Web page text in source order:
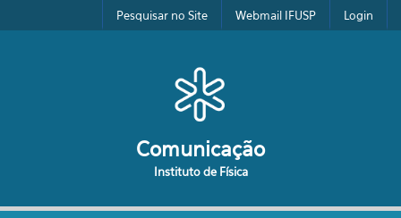
Pular para o conteúdo principalPesquisar no Site Webmail IFUSP Login
Comunicação
Instituto de Física